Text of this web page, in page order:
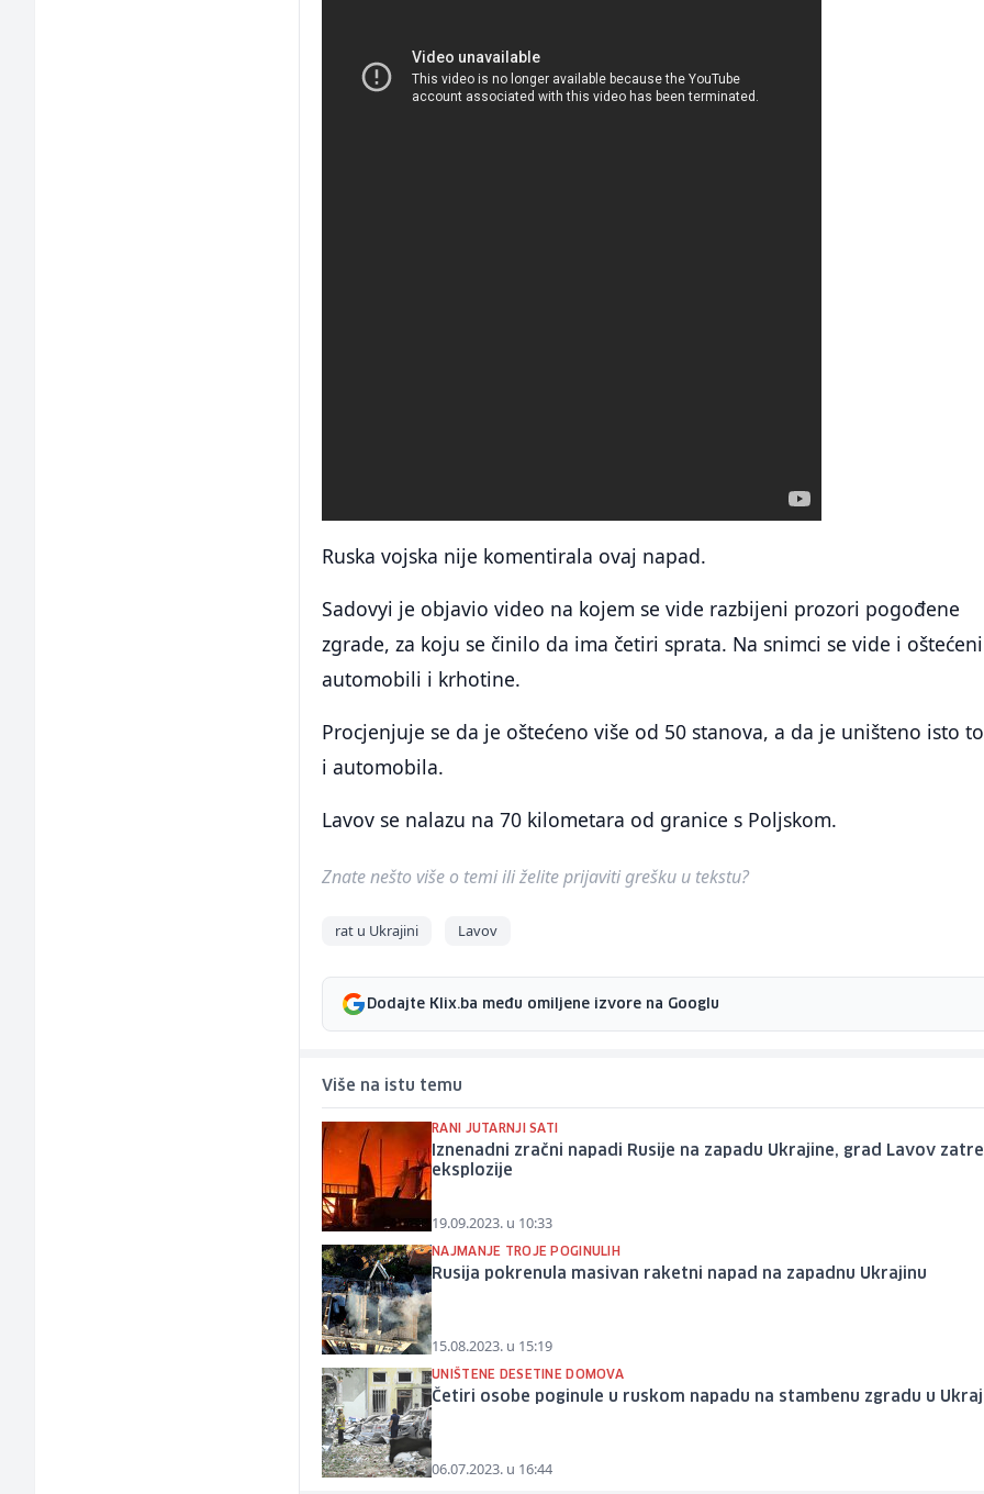
Ruska vojska nije komentirala ovaj napad.
Sadovyi je objavio video na kojem se vide razbijeni prozori pogođene
zgrade, za koju se činilo da ima četiri sprata. Na snimci se vide i oštećeni
automobili i krhotine.
Procjenjuje se da je oštećeno više od 50 stanova, a da je uništeno isto
i automobila.
Lavov se nalazu na 70 kilometara od granice s Poljskom.
Znate nešto više o temi ili želite prijaviti grešku u tekstu?
rat u Ukrajini Lavov
Dodajte Klix.ba među omiljene izvore na Googlu
Više na istu temu
RANI JUTARNJI SATI
Iznenadni zračni napadi Rusije na zapadu Ukrajine, grad Lavov
eksplozije
19.09.2023. u 10:33
NAJMANJE TROJE POGINULIH
Rusija pokrenula masivan raketni napad na zapadnu Ukrajinu
15.08.2023. u 15:19
UNIŠTENE DESETINE DOMOVA
Četiri osobe poginule u ruskom napadu na stambenu zgradu u
06.07.2023. u 16:44